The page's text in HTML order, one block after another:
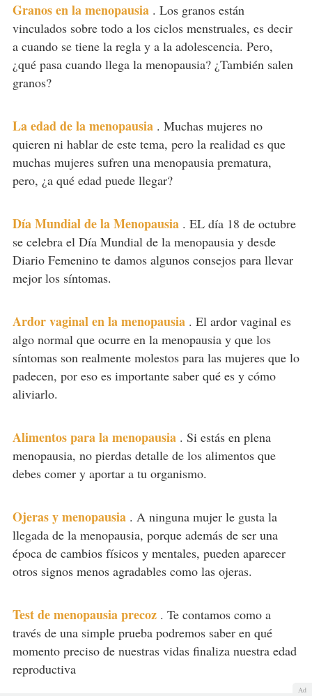
Granos en la menopausia . Los granos están
vinculados sobre todo a los ciclos menstruales, es decir
a cuando se tiene la regla y a la adolescencia. Pero,
¿qué pasa cuando llega la menopausia? ¿También salen
granos?
La edad de la menopausia . Muchas mujeres no
quieren ni hablar de este tema, pero la realidad es que
muchas mujeres sufren una menopausia prematura,
pero, ¿a qué edad puede llegar?
Día Mundial de la Menopausia . EL día 18 de octubre
se celebra el Día Mundial de la menopausia y desde
Diario Femenino te damos algunos consejos para llevar
mejor los síntomas.
Ardor vaginal en la menopausia . El ardor vaginal es
algo normal que ocurre en la menopausia y que los
síntomas son realmente molestos para las mujeres que lo
padecen, por eso es importante saber qué es y cómo
aliviarlo.
Alimentos para la menopausia . Si estás en plena
menopausia, no pierdas detalle de los alimentos que
debes comer y aportar a tu organismo.
Ojeras y menopausia . A ninguna mujer le gusta la
llegada de la menopausia, porque además de ser una
época de cambios físicos y mentales, pueden aparecer
otros signos menos agradables como las ojeras.
Test de menopausia precoz . Te contamos como a
través de una simple prueba podremos saber en qué
momento preciso de nuestras vidas finaliza nuestra edad
reproductiva
Ad